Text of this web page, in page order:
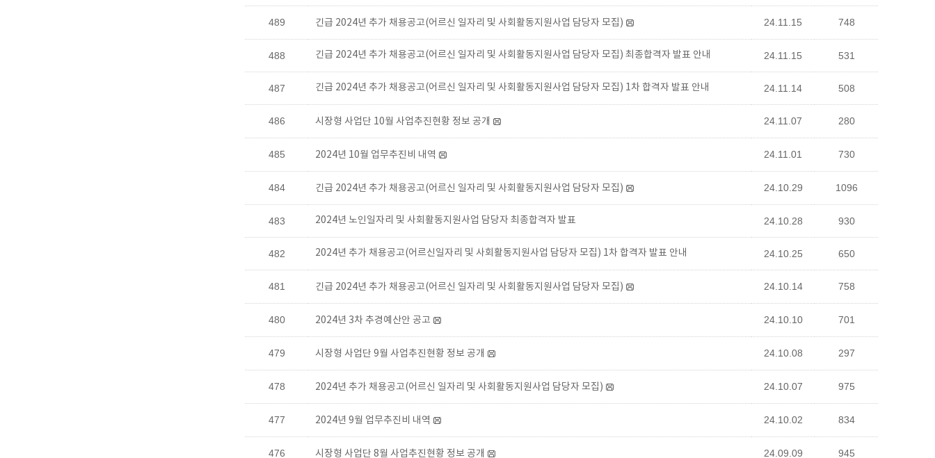
489 긴급 2024년 추가 채용공고(어르신 일자리 및 사회활동지원사업 담당자 모집) 24.11.15 748
488 긴급 2024년 추가 채용공고(어르신 일자리 및 사회활동지원사업 담당자 모집) 최종합격자 발표 안내 24.11.15 531
487 긴급 2024년 추가 채용공고(어르신 일자리 및 사회활동지원사업 담당자 모집) 1차 합격자 발표 안내 24.11.14 508
486 시장형 사업단 10월 사업추진현황 정보 공개 24.11.07 280
485 2024년 10월 업무추진비 내역 24.11.01 730
484 긴급 2024년 추가 채용공고(어르신 일자리 및 사회활동지원사업 담당자 모집) 24.10.29 1096
483 2024년 노인일자리 및 사회활동지원사업 담당자 최종합격자 발표 24.10.28 930
482 2024년 추가 채용공고(어르신일자리 및 사회활동지원사업 담당자 모집) 1차 합격자 발표 안내 24.10.25 650
481 긴급 2024년 추가 채용공고(어르신 일자리 및 사회활동지원사업 담당자 모집) 24.10.14 758
480 2024년 3차 추경예산안 공고 24.10.10 701
479 시장형 사업단 9월 사업추진현황 정보 공개 24.10.08 297
478 2024년 추가 채용공고(어르신 일자리 및 사회활동지원사업 담당자 모집) 24.10.07 975
477 2024년 9월 업무추진비 내역 24.10.02 834
476 시장형 사업단 8월 사업추진현황 정보 공개 24.09.09 945